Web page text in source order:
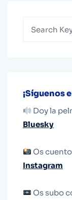
¡Síguenos
Doy la
Bluesky
Os
Instagram
Os subo